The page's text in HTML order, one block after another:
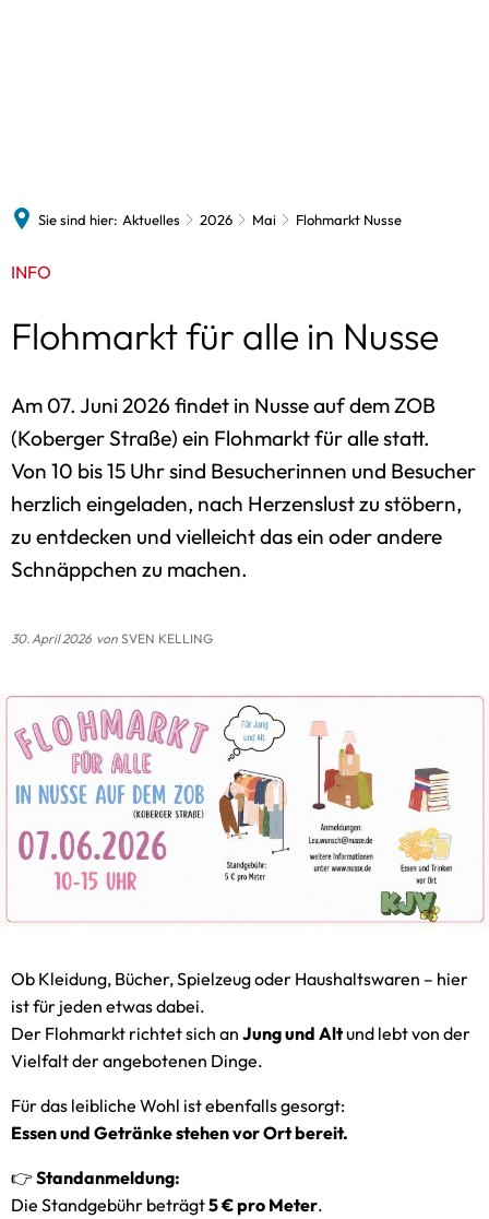
Amtliche Bekanntmachungen
Onlinedienste
Gleichstellung
Satzungen des Amtes
Sitzungstermine
Zwangsversteigerungen
Kindertagesbetreuung
Sozialverbände
Beratungsangebote
Unternehmen & Dienstleistungen
Gaststätten
Sie sind hier: Aktuelles 2026 Mai Flohmarkt Nusse
INFO
Flohmarkt für alle in Nusse
Am 07. Juni 2026 findet in Nusse auf dem ZOB
(Koberger Straße) ein Flohmarkt für alle statt.
Von 10 bis 15 Uhr sind Besucherinnen und Besucher
herzlich eingeladen, nach Herzenslust zu stöbern,
zu entdecken und vielleicht das ein oder andere
Schnäppchen zu machen.
30. April 2026 von SVEN KELLING
Ob Kleidung, Bücher, Spielzeug oder Haushaltswaren – hier
ist für jeden etwas dabei.
Der Flohmarkt richtet sich an Jung und Altund lebt von der
Vielfalt der angebotenen Dinge.
Für das leibliche Wohl ist ebenfalls gesorgt:
Essen und Getränke stehen vor Ort bereit.
👉 Standanmeldung:
Die Standgebühr beträgt5 € pro Meter.